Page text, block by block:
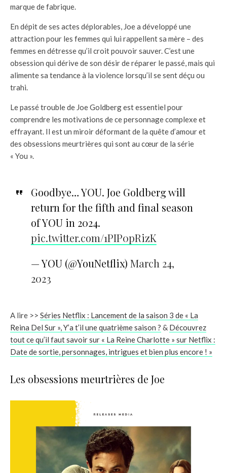
marque de fabrique.
En dépit de ses actes déplorables, Joe a développé une
attraction pour les femmes qui lui rappellent sa mère – des
femmes en détresse qu’il croit pouvoir sauver. C’est une
obsession qui dérive de son désir de réparer le passé, mais qui
alimente sa tendance à la violence lorsqu’il se sent déçu ou
trahi.
Le passé trouble de Joe Goldberg est essentiel pour
comprendre les motivations de ce personnage complexe et
effrayant. Il est un miroir déformant de la quête d’amour et
des obsessions meurtrières qui sont au cœur de la série
« You ».
Goodbye… YOU. Joe Goldberg will
return for the fifth and final season
of YOU in 2024.
pic.twitter.com/1PIP0pRizK
— YOU (@YouNetflix) March 24,
2023
A lire >> Séries Netflix : Lancement de la saison 3 de « La
Reina Del Sur », Y’a t’il une quatrième saison ? & Découvrez
tout ce qu’il faut savoir sur « La Reine Charlotte » sur Netflix :
Date de sortie, personnages, intrigues et bien plus encore ! »
Les obsessions meurtrières de Joe